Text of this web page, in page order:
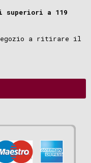
superiori a 119
a ritirare il